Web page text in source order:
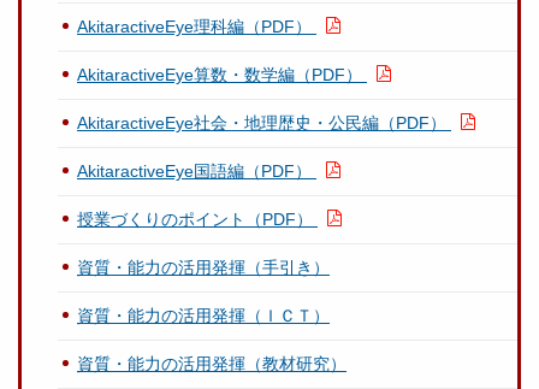
AkitaractiveEye理科編（PDF）
AkitaractiveEye算数・数学編（PDF）
AkitaractiveEye社会・地理歴史・公民編（PDF）
AkitaractiveEye国語編（PDF）
授業づくりのポイント（PDF）
資質・能力の活用発揮（手引き）
資質・能力の活用発揮（ＩＣＴ）
資質・能力の活用発揮（教材研究）